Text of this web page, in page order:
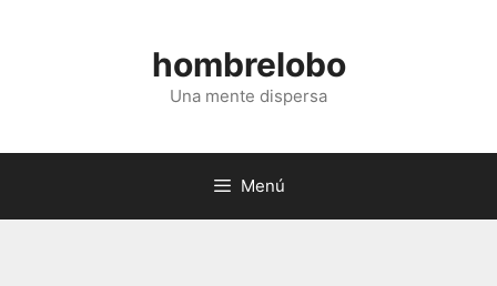
hombrelobo
Una mente dispersa
Menú